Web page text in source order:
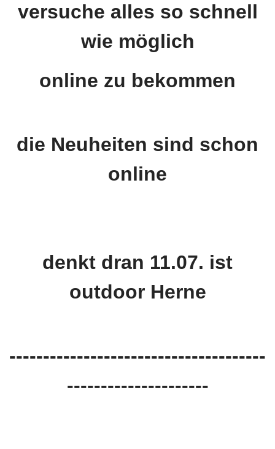
versuche alles so schnell
wie möglich
online zu bekommen
die Neuheiten sind schon
online
denkt dran 11.07. ist
outdoor Herne
--------------------------------------
---------------------